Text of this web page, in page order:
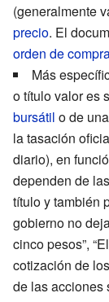
(generalmente
precio. El
orden de
Más
o título valor es
bursátil o de una
la tasación
diario), en
dependen de
título y también
gobierno no
cinco pesos”,
cotización de
de las acciones